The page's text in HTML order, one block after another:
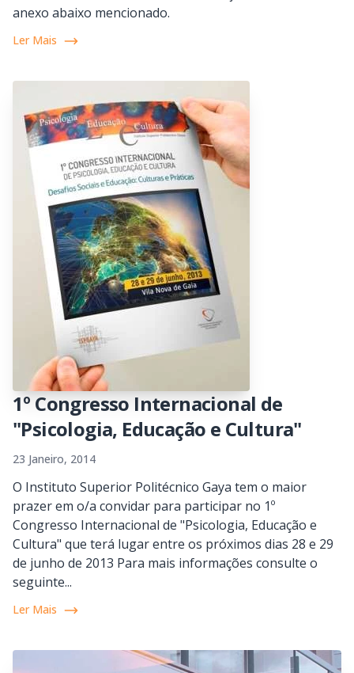
anexo abaixo mencionado.
Ler Mais
1º Congresso Internacional de
"Psicologia, Educação e Cultura"
23 Janeiro, 2014
O Instituto Superior Politécnico Gaya tem o maior
prazer em o/a convidar para participar no 1º
Congresso Internacional de "Psicologia, Educação e
Cultura" que terá lugar entre os próximos dias 28 e 29
de junho de 2013 Para mais informações consulte o
seguinte...
Ler Mais